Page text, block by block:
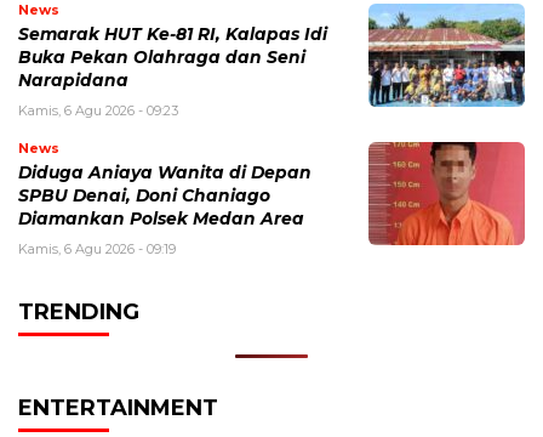
News
Semarak HUT Ke-81 RI, Kalapas Idi
Buka Pekan Olahraga dan Seni
Narapidana
Kamis, 6 Agu 2026 - 09:23
News
Diduga Aniaya Wanita di Depan
SPBU Denai, Doni Chaniago
Diamankan Polsek Medan Area
Kamis, 6 Agu 2026 - 09:19
TRENDING
ENTERTAINMENT